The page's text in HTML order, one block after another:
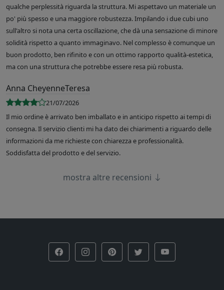
qualche perplessità riguarda la struttura. Mi aspettavo un materiale un
po' più spesso e una maggiore robustezza. Impilando i due cubi uno
sull'altro si nota una certa oscillazione, che dà una sensazione di minore
solidità rispetto a quanto immaginavo. Nel complesso è comunque un
buon prodotto, ben rifinito e con un ottimo rapporto qualità-estetica,
ma con una struttura che potrebbe essere resa più robusta.
Anna CheyenneTeresa
21/07/2026
Il mio ordine è arrivato ben imballato e in anticipo rispetto ai tempi di
consegna. Il servizio clienti mi ha dato dei chiarimenti a riguardo delle
informazioni da me richieste con chiarezza e professionalità.
Soddisfatta del prodotto e del servizio.
mostra altre recensioni